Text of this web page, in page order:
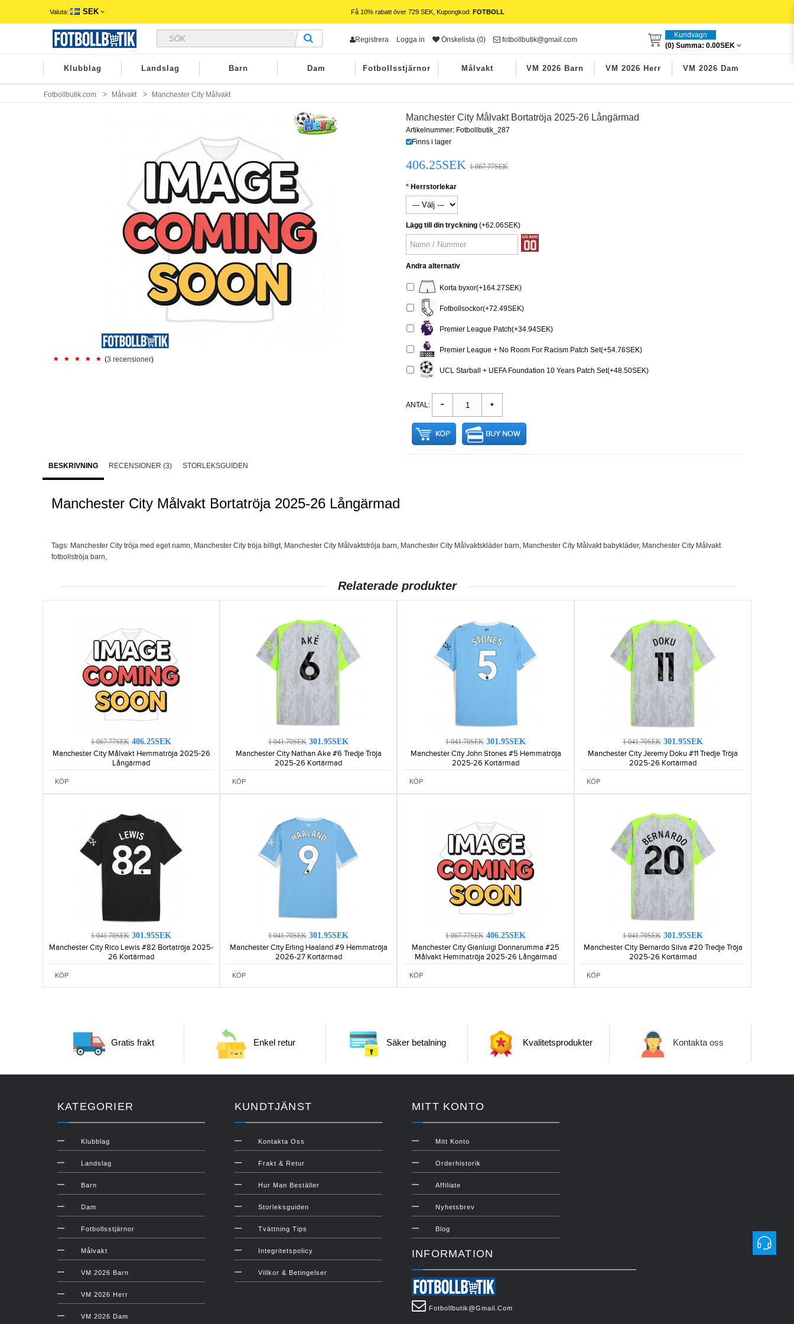
Valuta: SEK Få 10% rabatt över 729 SEK, Kupongkod: FOTBOLL
Registrera Logga in Önskelista (0) fotbollbutik@gmail.com
Kundvagn
(0) Summa: 0.00SEK
Klubblag Landslag Barn Dam Fotbollsstjärnor Målvakt VM 2026 Barn VM 2026 Herr VM 2026 Dam
Fotbollbutik.com Målvakt Manchester City Målvakt
(3 recensioner)
Manchester City Målvakt Bortatröja 2025-26 Långärmad
Artikelnummer: Fotbollbutik_287
Finns i lager
406.25SEK 1 067.77SEK
Herrstorlekar
Lägg till din tryckning (+62.06SEK)
Andra alternativ
Korta byxor(+164.27SEK)
Fotbollsockor(+72.49SEK)
Premier League Patch(+34.94SEK)
Premier League + No Room For Racism Patch Set(+54.76SEK)
UCL Starball + UEFA Foundation 10 Years Patch Set(+48.50SEK)
ANTAL:
KÖP BUY NOW
BESKRIVNING RECENSIONER (3) STORLEKSGUIDEN
Manchester City Målvakt Bortatröja 2025-26 Långärmad
Tags: Manchester City tröja med eget namn, Manchester City tröja billigt, Manchester City Målvaktströja barn, Manchester City Målvaktskläder barn, Manchester City Målvakt babykläder, Manchester City Målvakt
fotbollströja barn,
Relaterade produkter
1 067.77SEK 406.25SEK
Manchester City Målvakt Hemmatröja 2025-26
Långärmad
KÖP
1 041.70SEK 301.95SEK
Manchester City Nathan Ake #6 Tredje Tröja
2025-26 Kortärmad
KÖP
1 041.70SEK 301.95SEK
Manchester City John Stones #5 Hemmatröja
2025-26 Kortärmad
KÖP
1 041.70SEK 301.95SEK
Manchester City Jeremy Doku #11 Tredje Tröja
2025-26 Kortärmad
KÖP
1 041.70SEK 301.95SEK
Manchester City Rico Lewis #82 Bortatröja 2025-
26 Kortärmad
KÖP
1 041.70SEK 301.95SEK
Manchester City Erling Haaland #9 Hemmatröja
2026-27 Kortärmad
KÖP
1 067.77SEK 406.25SEK
Manchester City Gianluigi Donnarumma #25
Målvakt Hemmatröja 2025-26 Långärmad
KÖP
1 041.70SEK 301.95SEK
Manchester City Bernardo Silva #20 Tredje Tröja
2025-26 Kortärmad
KÖP
Gratis frakt Enkel retur Säker betalning Kvalitetsprodukter Kontakta oss
KATEGORIER
Klubblag
Landslag
Barn
Dam
Fotbollsstjärnor
Målvakt
VM 2026 Barn
VM 2026 Herr
VM 2026 Dam
KUNDTJÄNST
Kontakta Oss
Frakt & Retur
Hur Man Beställer
Storleksguiden
Tvättning Tips
Integritetspolicy
Villkor & Betingelser
MITT KONTO
Mitt Konto
Orderhistorik
Affiliate
Nyhetsbrev
Blog
INFORMATION
Fotbollbutik@gmail.com